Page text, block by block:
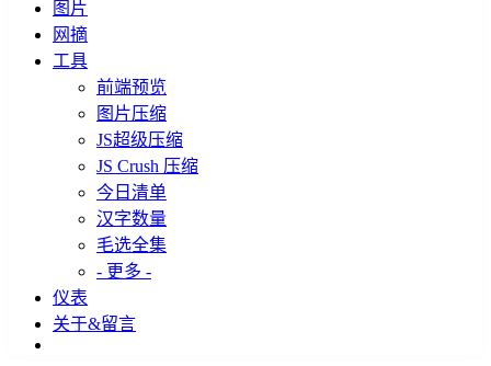
图片
网摘
工具
前端预览
图片压缩
JS超级压缩
JS Crush 压缩
今日清单
汉字数量
毛选全集
- 更多 -
仪表
关于&留言